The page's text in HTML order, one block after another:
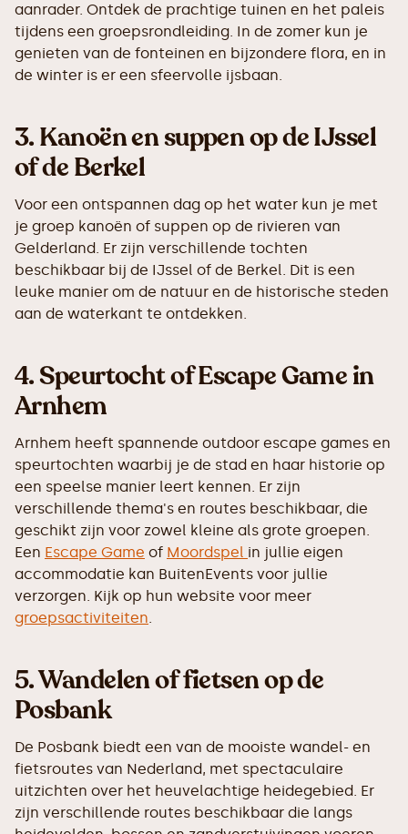
aanrader. Ontdek de prachtige tuinen en het paleis
tijdens een groepsrondleiding. In de zomer kun je
genieten van de fonteinen en bijzondere flora, en in
de winter is er een sfeervolle ijsbaan.
3.Kanoën en suppen op de IJssel
of de Berkel
Voor een ontspannen dag op het water kun je met
je groep kanoën of suppen op de rivieren van
Gelderland. Er zijn verschillende tochten
beschikbaar bij de IJssel of de Berkel. Dit is een
leuke manier om de natuur en de historische steden
aan de waterkant te ontdekken.
4.Speurtocht of Escape Game in
Arnhem
Arnhem heeft spannende outdoor escape games en
speurtochten waarbij je de stad en haar historie op
een speelse manier leert kennen. Er zijn
verschillende thema's en routes beschikbaar, die
geschikt zijn voor zowel kleine als grote groepen.
Een Escape Game of Moordspel in jullie eigen
accommodatie kan BuitenEvents voor jullie
verzorgen. Kijk op hun website voor meer
groepsactiviteiten.
5.Wandelen of fietsen op de
Posbank
De Posbank biedt een van de mooiste wandel- en
fietsroutes van Nederland, met spectaculaire
uitzichten over het heuvelachtige heidegebied. Er
zijn verschillende routes beschikbaar die langs